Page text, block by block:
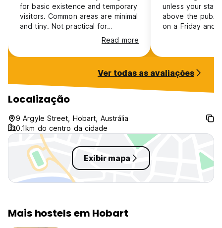
for basic existence and temporary
visitors. Common areas are minimal
and tiny. Not practical for
socialising at all. A large communal
space would be a game changer
here.
Read more
unless your
above the pub. I
on a Friday and
have rated this
I requested a
stay, non
pub and the
Ver todas as avaliações
Localização
9 Argyle Street, Hobart, Austrália
0.1km do centro da cidade
Exibir mapa
Mais hostels em Hobart